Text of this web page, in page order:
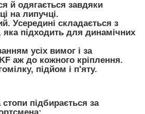
й одягається завдяки
на липучці.
Усередині складається з
яка підходить для динамічних
усіх вимог і за
аж до кожного кріплення.
підйом і п'яту.
підбирається за